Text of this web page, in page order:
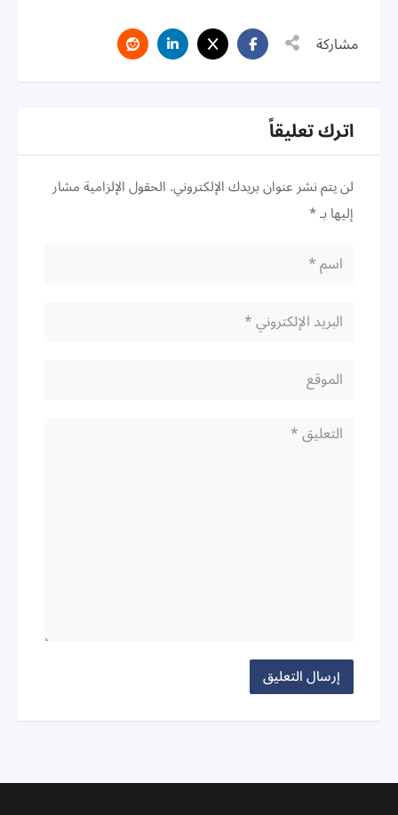
مشاركة
اترك تعليقاً
لن يتم نشر عنوان بريدك الإلكتروني.الحقول الإلزامية مشار
إليها بـ*